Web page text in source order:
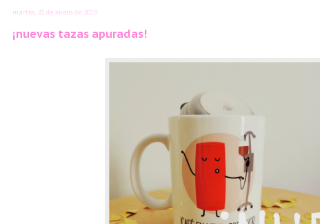
martes, 20 de enero de 2015
¡nuevas tazas apuradas!